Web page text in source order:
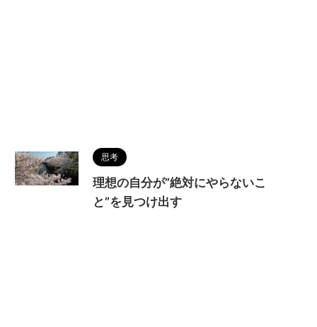
思考
理想の自分が”絶対にやらないこ
と”を見つけ出す